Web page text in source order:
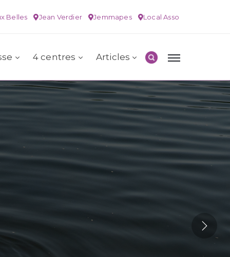
Belles Jean Verdier Jemmapes Local Asso
4 centres Articles